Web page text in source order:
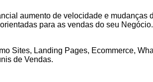
aumento de velocidade e
para as vendas do seu Negócio.
Sites, Landing Pages, Ecommerce,
de Vendas.